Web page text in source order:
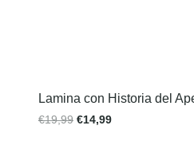
Lamina con Historia del
€19,99 €14,99